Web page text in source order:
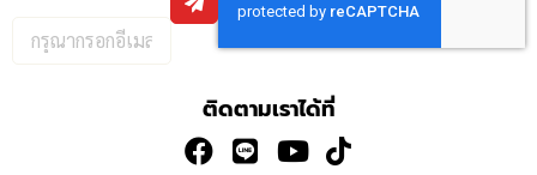
กรอก
อีเมล
ติดตามเราได้ที่